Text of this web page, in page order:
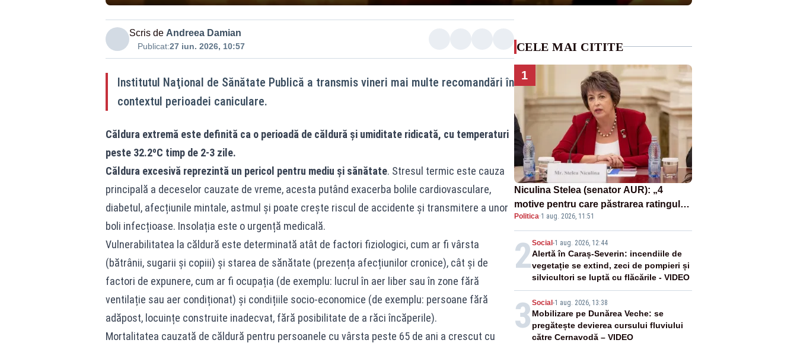
Scris de Andreea Damian
Publicat:27 iun. 2026, 10:57
Institutul Naţional de Sănătate Publică a transmis vineri mai multe recomandări în
contextul perioadei caniculare.
Căldura extremă este definită ca o perioadă de căldură și umiditate ridicată, cu temperaturi
peste 32.2ºC timp de 2-3 zile.
Căldura excesivă reprezintă un pericol pentru mediu și sănătate. Stresul termic este cauza
principală a deceselor cauzate de vreme, acesta putând exacerba bolile cardiovasculare,
diabetul, afecțiunile mintale, astmul și poate crește riscul de accidente și transmitere a unor
boli infecțioase. Insolația este o urgență medicală.
Vulnerabilitatea la căldură este determinată atât de factori fiziologici, cum ar fi vârsta
(bătrânii, sugarii și copiii) și starea de sănătate (prezența afecțiunilor cronice), cât și de
factori de expunere, cum ar fi ocupația (de exemplu: lucrul în aer liber sau în zone fără
ventilație sau aer condiționat) și condițiile socio-economice (de exemplu: persoane fără
adăpost, locuințe construite inadecvat, fără posibilitate de a răci încăperile).
Mortalitatea cauzată de căldură pentru persoanele cu vârsta peste 65 de ani a crescut cu
CELE MAI CITITE
1
Niculina Stelea (senator AUR): „4
motive pentru care păstrarea ratingului
de țară nu este o reușită pentru
Guvernul Bolojan”
Politica·1 aug. 2026, 11:51
2Social-1 aug. 2026, 12:44
Alertă în Caraș-Severin: incendiile de
vegetație se extind, zeci de pompieri și
silvicultori se luptă cu flăcările - VIDEO
3 Social-1 aug. 2026, 13:38
Mobilizare pe Dunărea Veche: se
pregătește devierea cursului fluviului
către Cernavodă – VIDEO